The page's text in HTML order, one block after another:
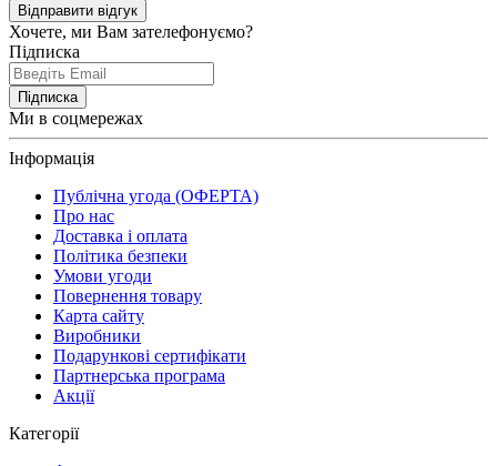
Відправити відгук
Хочете, ми Вам зателефонуємо?
Підписка
Підписка
Ми в соцмережах
Інформація
Публічна угода (ОФЕРТА)
Про нас
Доставка і оплата
Політика безпеки
Умови угоди
Повернення товару
Карта сайту
Виробники
Подарункові сертифікати
Партнерська програма
Акції
Категорії